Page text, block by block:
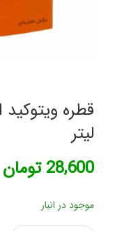
لیتر
28,600 تومان
موجود در انبار